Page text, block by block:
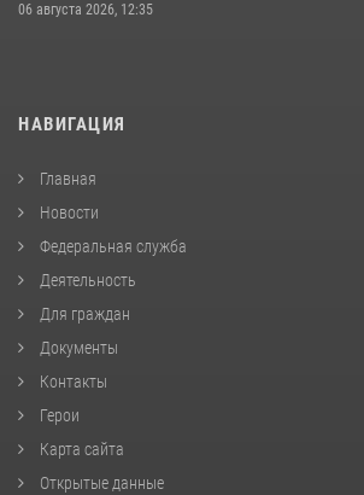
06 августа 2026, 12:35
НАВИГАЦИЯ
Главная
Новости
Федеральная служба
Деятельность
Для граждан
Документы
Контакты
Герои
Карта сайта
Открытые данные